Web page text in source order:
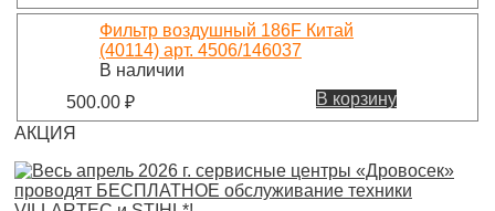
Фильтр воздушный 186F Китай
(40114) арт. 4506/146037
В наличии
500.00 ₽
В корзину
АКЦИЯ